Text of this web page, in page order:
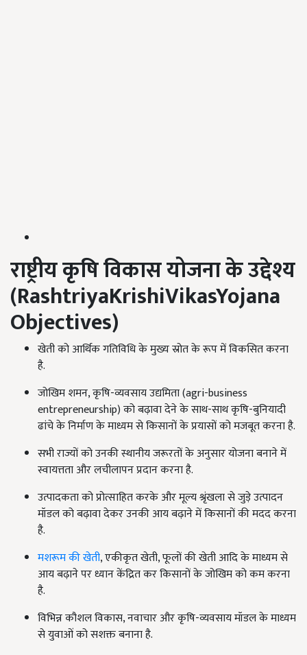
राष्ट्रीय कृषि विकास योजना के उद्देश्य
(RashtriyaKrishiVikasYojana
Objectives)
खेती को आर्थिक गतिविधि के मुख्य स्रोत के रूप में विकसित करना
है.
जोखिम शमन, कृषि-व्यवसाय उद्यमिता (agri-business
entrepreneurship) को बढ़ावा देने के साथ-साथ कृषि-बुनियादी
ढांचे के निर्माण के माध्यम से किसानों के प्रयासों को मजबूत करना है.
सभी राज्यों को उनकी स्थानीय जरूरतों के अनुसार योजना बनाने में
स्वायत्तता और लचीलापन प्रदान करना है.
उत्पादकता को प्रोत्साहित करके और मूल्य श्रृंखला से जुड़े उत्पादन
मॉडल को बढ़ावा देकर उनकी आय बढ़ाने में किसानों की मदद करना
है.
मशरूम की खेती, एकीकृत खेती, फूलों की खेती आदि के माध्यम से
आय बढ़ाने पर ध्यान केंद्रित कर किसानों के जोखिम को कम करना
है.
विभिन्न कौशल विकास, नवाचार और कृषि-व्यवसाय मॉडल के माध्यम
से युवाओं को सशक्त बनाना है.